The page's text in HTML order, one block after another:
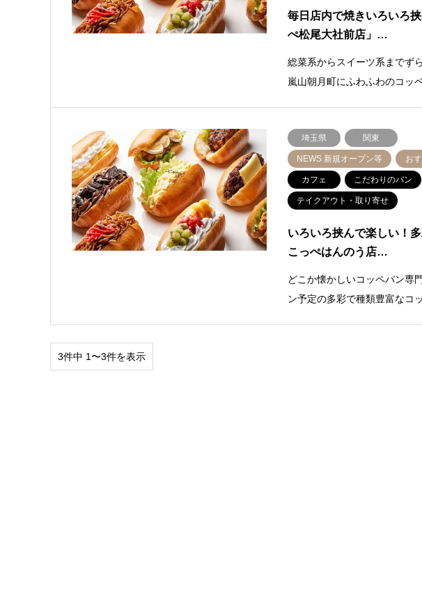
毎日店内で焼きいろいろ
ぺ松尾大社前店」…
総菜系からスイーツ系までず
嵐山朝月町にふわふわのコッ
埼玉県 関東
NEWS 新規オープン等 お
カフェ こだわりのパン
テイクアウト・取り寄せ
いろいろ挟んで楽しい！
こっぺはんのう店…
どこか懐かしいコッペパン専
ン予定の多彩で種類豊富なコ
3件中 1〜3件を表示